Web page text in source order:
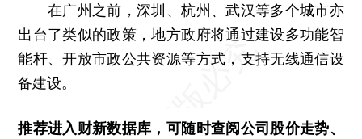
在广州之前，深圳、杭州、武汉等多个城市亦
出台了类似的政策，地方政府将通过建设多功能智
能杆、开放市政公共资源等方式，支持无线通信设
备建设。
推荐进入财新数据库 ，可随时查阅公司股价走势、